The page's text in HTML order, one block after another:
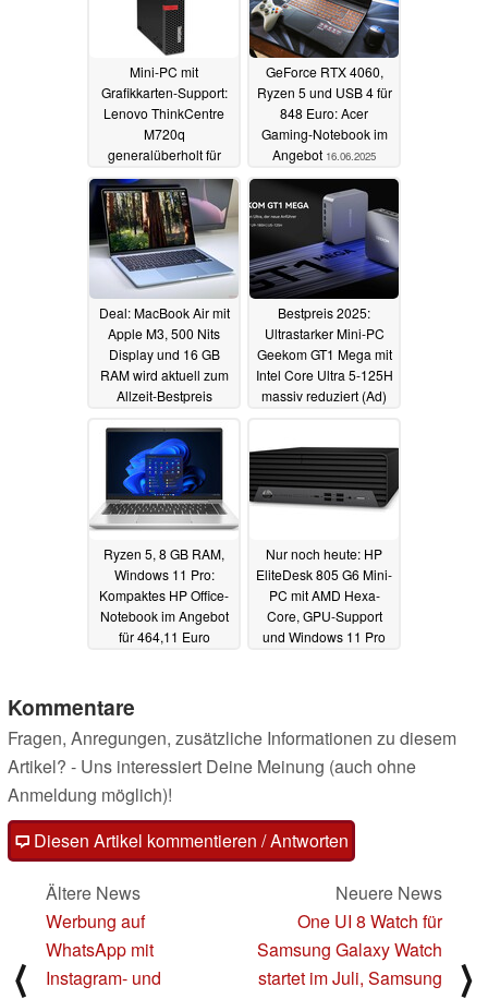
Mini-PC mit
Grafikkarten-Support:
Lenovo ThinkCentre
M720q
generalüberholt für
99 Euro inkl. Windows
11 Pro16.06.2025
GeForce RTX 4060,
Ryzen 5 und USB 4 für
848 Euro: Acer
Gaming-Notebook im
Angebot 16.06.2025
Deal: MacBook Air mit
Apple M3, 500 Nits
Display und 16 GB
RAM wird aktuell zum
Allzeit-Bestpreis
Bestpreis 2025:
Ultrastarker Mini-PC
Geekom GT1 Mega mit
Intel Core Ultra 5-125H
massiv reduziert (Ad)
Ryzen 5, 8 GB RAM,
Windows 11 Pro:
Kompaktes HP Office-
Notebook im Angebot
für 464,11 Euro
Nur noch heute: HP
EliteDesk 805 G6 Mini-
PC mit AMD Hexa-
Core, GPU-Support
und Windows 11 Pro
Kommentare
Fragen, Anregungen, zusätzliche Informationen zu diesem
Artikel? - Uns interessiert Deine Meinung (auch ohne
Anmeldung möglich)!
Diesen Artikel kommentieren / Antworten
⟨
Ältere News
Werbung auf
WhatsApp mit
Instagram- und
Neuere News
One UI 8 Watch für
Samsung Galaxy Watch
startet im Juli, Samsung
⟩